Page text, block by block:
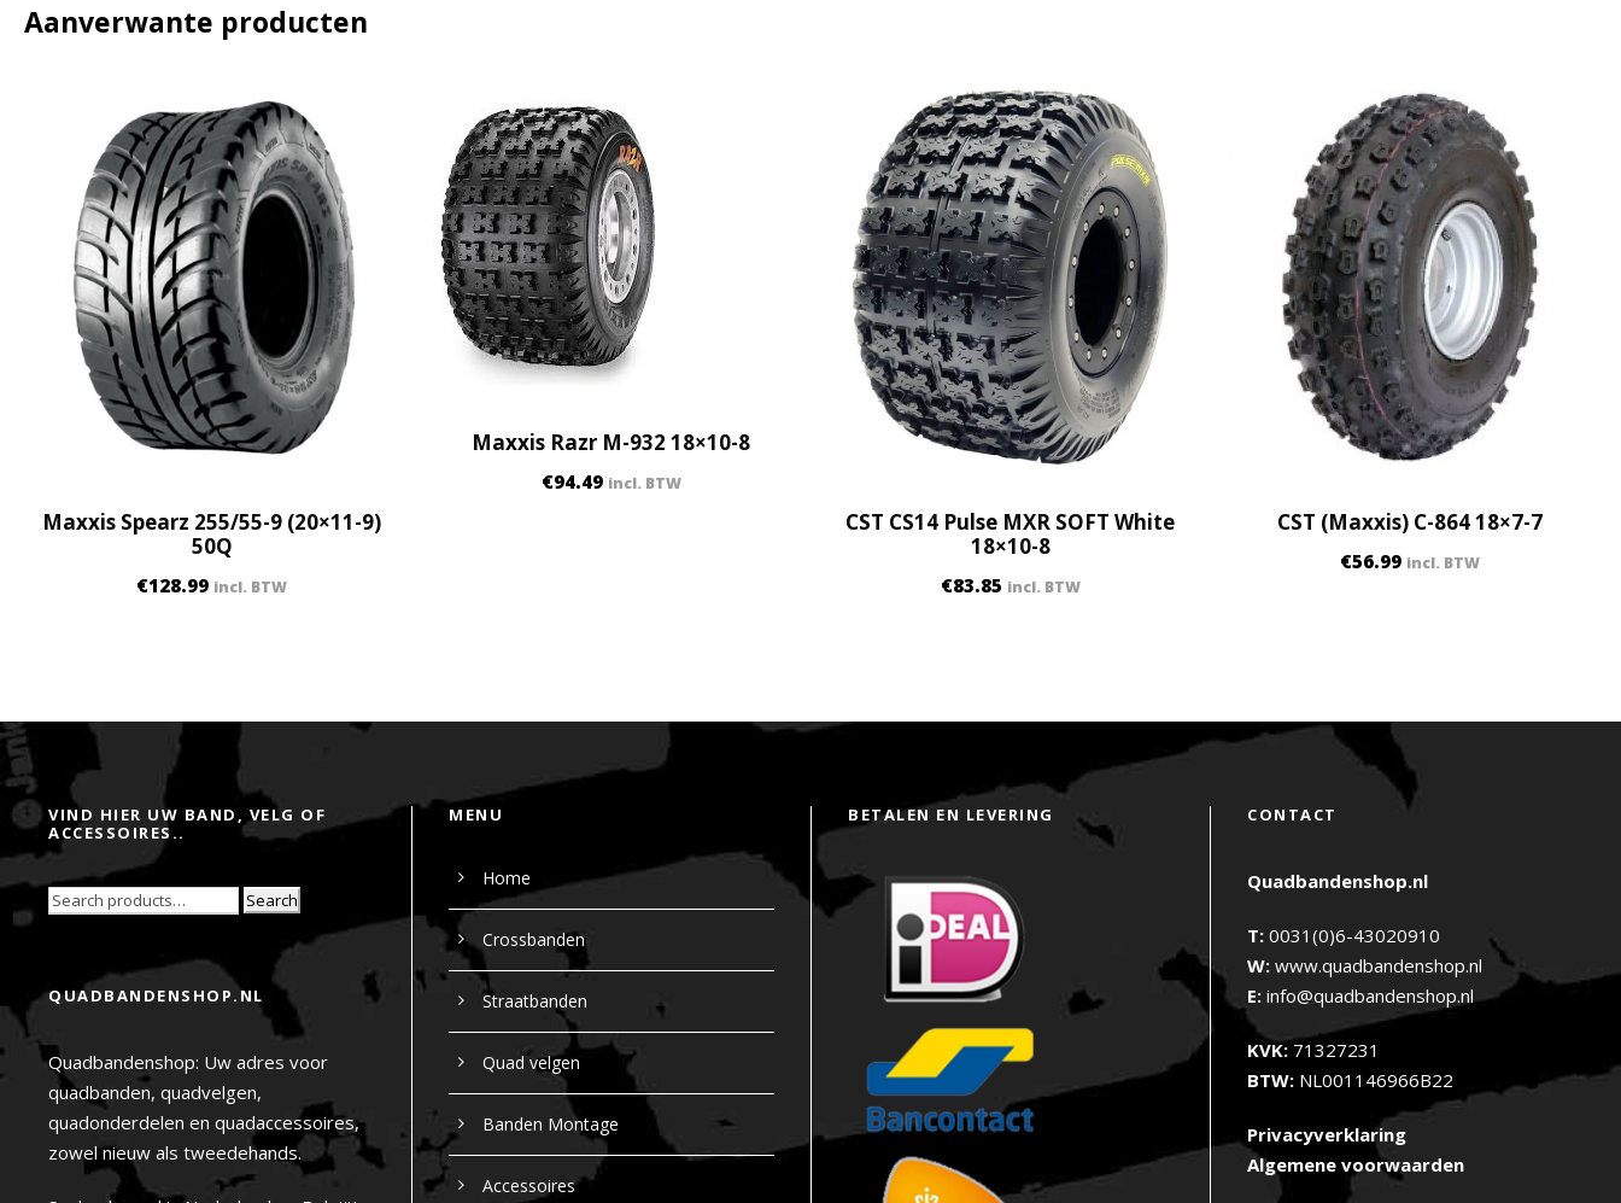
Aanverwante producten
Maxxis Spearz 255/55-9 (20×11-9)
50Q
€128.99 incl. BTW
Maxxis Razr M-932 18×10-8
€94.49 incl. BTW
CST CS14 Pulse MXR SOFT White
18×10-8
€83.85 incl. BTW
CST (Maxxis) C-864 18×7-7
€56.99 incl. BTW
VIND HIER UW BAND, VELG OF
ACCESSOIRES..
Search
QUADBANDENSHOP.NL
Quadbandenshop: Uw adres voor
quadbanden, quadvelgen,
quadonderdelen en quadaccessoires,
zowel nieuw als tweedehands.
MENU
Home
Crossbanden
Straatbanden
Quad velgen
Banden Montage
Accessoires
BETALEN EN LEVERING CONTACT
Quadbandenshop.nl
T: 0031(0)6-43020910
W: www.quadbandenshop.nl
E: info@quadbandenshop.nl
KVK: 71327231
BTW: NL001146966B22
Privacyverklaring
Algemene voorwaarden